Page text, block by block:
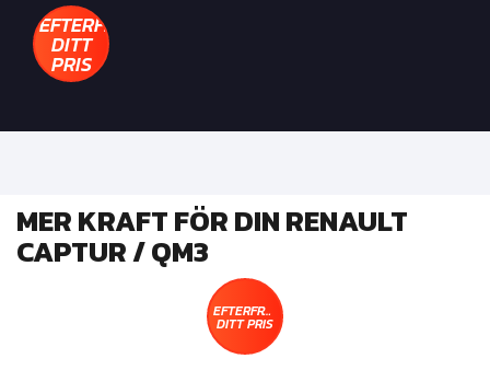
EFTERFRÅGA
DITT
PRIS
MER KRAFT FÖR DIN RENAULT
CAPTUR / QM3
EFTERFRÅGA
DITT PRIS